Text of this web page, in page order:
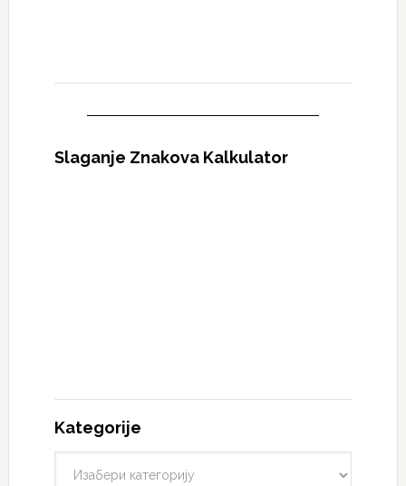
Slaganje Znakova Kalkulator
Kategorije